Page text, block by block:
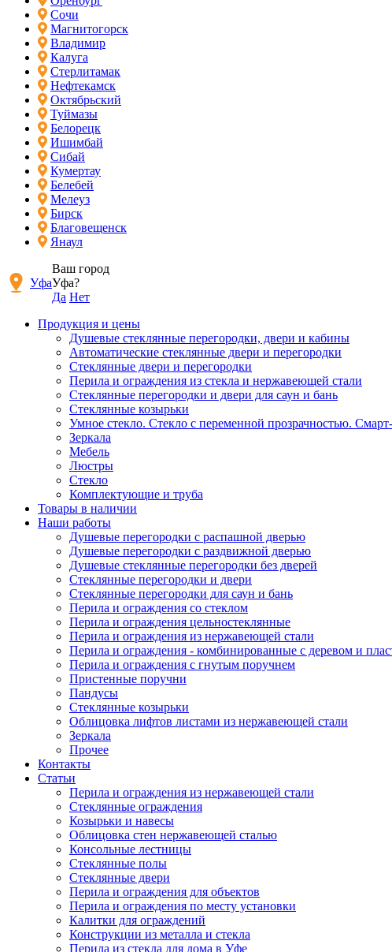
Сочи
Магнитогорск
Владимир
Калуга
Стерлитамак
Нефтекамск
Октябрьский
Туймазы
Белорецк
Ишимбай
Сибай
Кумертау
Белебей
Мелеуз
Бирск
Благовещенск
Янаул
Уфа
Ваш город
Уфа?
Да Нет
Продукция и цены
Душевые стеклянные перегородки, двери и кабины
Автоматические стеклянные двери и перегородки
Стеклянные двери и перегородки
Перила и ограждения из стекла и нержавеющей стали
Стеклянные перегородки и двери для саун и бань
Стеклянные козырьки
Умное стекло. Стекло с переменной прозрачностью.
Зеркала
Мебель
Люстры
Стекло
Комплектующие и труба
Товары в наличии
Наши работы
Душевые перегородки c распашной дверью
Душевые перегородки с раздвижной дверью
Душевые стеклянные перегородки без дверей
Стеклянные перегородки и двери
Стеклянные перегородки для саун и бань
Перила и ограждения со стеклом
Перила и ограждения цельностеклянные
Перила и ограждения из нержавеющей стали
Перила и ограждения - комбинированные с деревом и
Перила и ограждения с гнутым поручнем
Пристенные поручни
Пандусы
Стеклянные козырьки
Облицовка лифтов листами из нержавеющей стали
Зеркала
Прочее
Контакты
Статьи
Перила и ограждения из нержавеющей стали
Стеклянные ограждения
Козырьки и навесы
Облицовка стен нержавеющей сталью
Консольные лестницы
Стеклянные полы
Стеклянные двери
Перила и ограждения для объектов
Перила и ограждения по месту установки
Калитки для ограждений
Конструкции из металла и стекла
Перила из стекла для дома в Уфе